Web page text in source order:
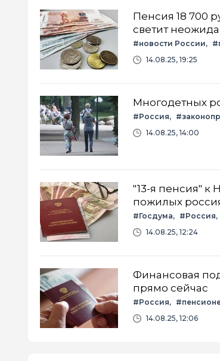
Пенсия 18 700
светит
#новости России
14.08.25, 19:25
Многодетных
#Россия
14.08.25, 14:00
"13-я пенсия" к
пожилых
#Госдума #Россия
14.08.25, 12:24
Финансовая
прямо сейчас
#Россия
14.08.25, 12:06